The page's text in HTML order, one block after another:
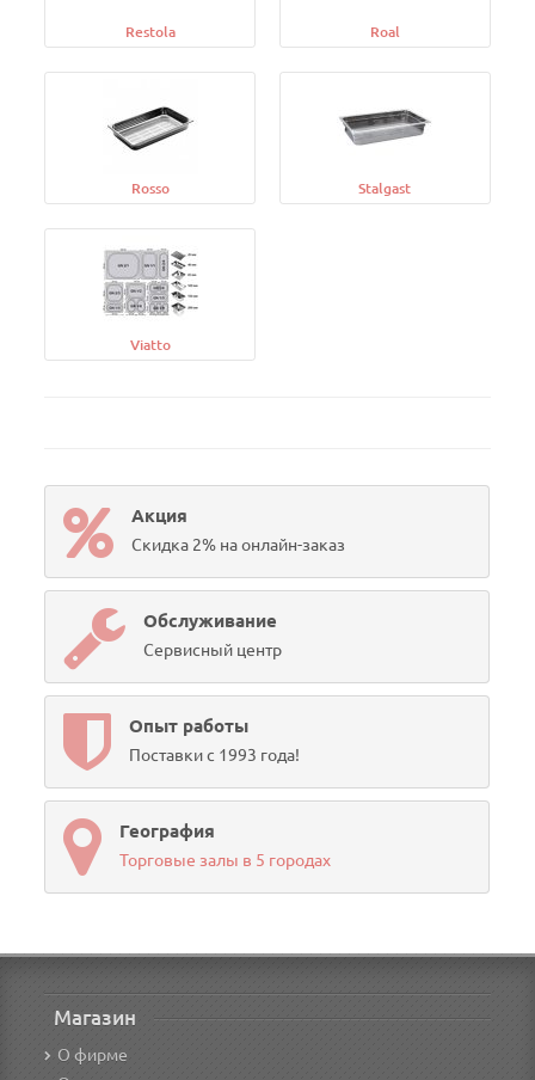
Restola Roal
Rosso Stalgast
Viatto
Акция
Скидка 2% на онлайн-заказ
Обслуживание
Сервисный центр
Опыт работы
Поставки с 1993 года!
География
Торговые залы в 5 городах
Магазин
О фирме